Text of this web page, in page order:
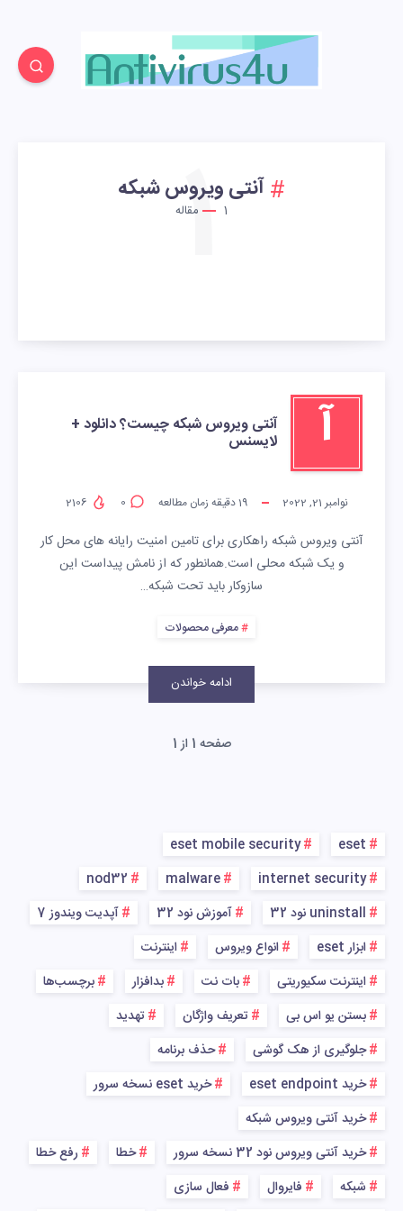
آنتی ویروس شبکه
1 مقاله
1
آ آنتی ویروس شبکه چیست؟ دانلود +
لایسنس
نوامبر 21, 2022 19دقیقه زمان مطالعه 0
آنتی ویروس شبکه راهکاری برای تامین امنیت رایانه های محل کار
و یک شبکه محلی است.همانطور که از نامش پیداست این
سازوکار باید تحت شبکه…
معرفی محصولات
ادامه خواندن
صفحه 1 از 1
eset
eset mobile security
internet security
malware
nod32
uninstall نود 32
آموزش نود 32
آپدیت ویندوز 7
ابزار eset
انواع ویروس
اینترنت
اینترنت سکیوریتی
بات نت بدافزار
برچسب‌ها
بستن یو اس بی
تعریف واژگان
تهدید
جلوگیری از هک گوشی
حذف برنامه
خرید eset endpoint
خرید eset نسخه سرور
خرید آنتی ویروس شبکه
خرید آنتی ویروس نود 32 نسخه سرور
خطا
رفع خطا
شبکه
فایروال فعال سازی